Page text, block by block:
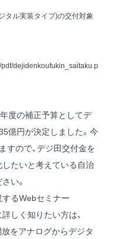
タル実装タイプ)の交付対象
dejidenkoufukin_saitaku.p
度の補正予算としてデ
億円が決定しました。今
すので、デジ田交付金を
たいと考えている自治
い。
るWebセミナー
しく知りたい方は、
をアナログからデジタ